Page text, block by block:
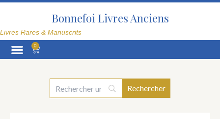
Aller
Bonnefoi Livres Anciens
Livres Rares & Manuscrits
0
Panier